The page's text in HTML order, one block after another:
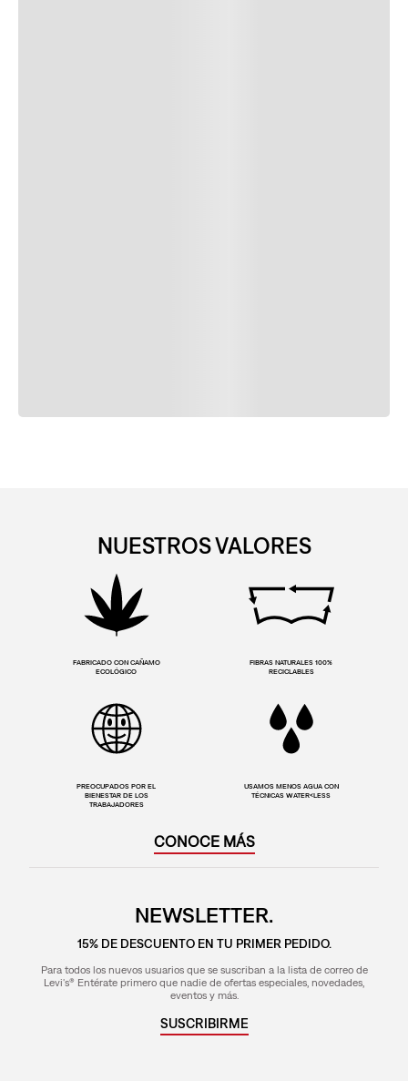
NUESTROS VALORES
FABRICADO CON CAÑAMO
ECOLÓGICO
FIBRAS NATURALES 100%
RECICLABLES
PREOCUPADOS POR EL
BIENESTAR DE LOS
TRABAJADORES
USAMOS MENOS AGUA CON
TÉCNICAS WATER<LESS
CONOCE MÁS
NEWSLETTER.
15% DE DESCUENTO EN TU PRIMER PEDIDO.
Para todos los nuevos usuarios que se suscriban a la lista de correo de
Levi's® Entérate primero que nadie de ofertas especiales, novedades,
eventos y más.
SUSCRIBIRME